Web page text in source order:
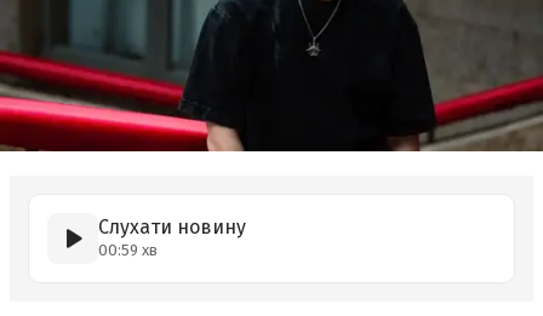
Слухати новину
00:59 хв